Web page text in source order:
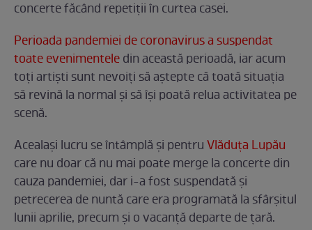
concerte făcând repetiții în curtea casei.
Perioada pandemiei de coronavirus a suspendat
toate evenimenteledin această perioadă, iar acum
toți artiști sunt nevoiți să aștepte că toată situația
să revină la normal și să își poată relua activitatea pe
scenă.
Acealași lucru se întâmplă și pentruVlăduța Lupău
care nu doar că nu mai poate merge la concerte din
cauza pandemiei, dar i-a fost suspendată și
petrecerea de nuntă care era programată la sfârșitul
lunii aprilie, precum și o vacanță departe de țară.